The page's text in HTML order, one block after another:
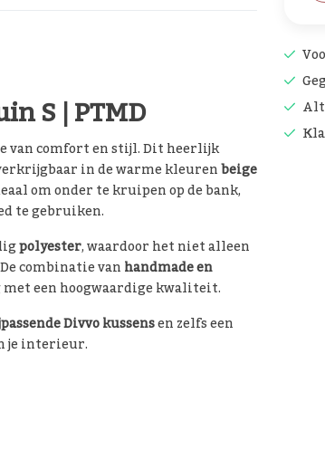
S | PTMD
van comfort en stijl. Dit heerlijk
in de warme kleurenbeige
om onder te kruipen op de bank,
te gebruiken.
polyester, waardoor het niet alleen
combinatie vanhandmade en
een hoogwaardige kwaliteit.
Divvo kussensen zelfs een
je interieur.